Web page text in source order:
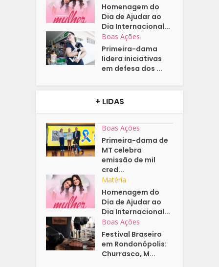
Homenagem do
Dia de Ajudar ao
Dia Internacional...
Boas Ações
Primeira-dama
lidera iniciativas
em defesa dos ...
+ LIDAS
Boas Ações
Primeira-dama de
MT celebra
emissão de mil
cred...
Matéria
Homenagem do
Dia de Ajudar ao
Dia Internacional...
Boas Ações
Festival Braseiro
em Rondonópolis:
Churrasco, M...